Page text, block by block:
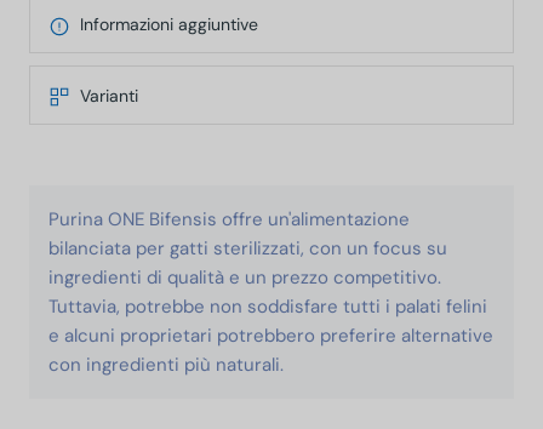
Informazioni aggiuntive
Varianti
Purina ONE Bifensis offre un'alimentazione
bilanciata per gatti sterilizzati, con un focus su
ingredienti di qualità e un prezzo competitivo.
Tuttavia, potrebbe non soddisfare tutti i palati felini
e alcuni proprietari potrebbero preferire alternative
con ingredienti più naturali.